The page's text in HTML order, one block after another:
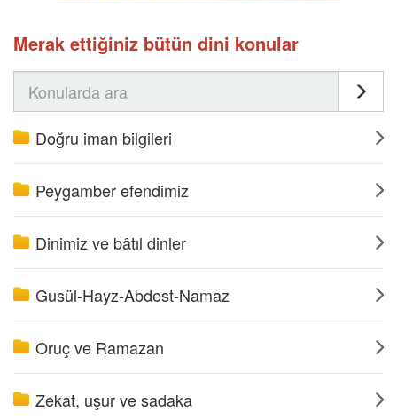
Merak ettiğiniz bütün dini konular
Doğru iman bilgileri
Peygamber efendimiz
Dinimiz ve bâtıl dinler
Gusül-Hayz-Abdest-Namaz
Oruç ve Ramazan
Zekat, uşur ve sadaka